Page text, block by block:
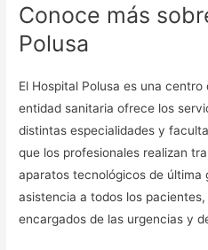
Conoce más
Polusa
El Hospital Polusa es una centro
entidad sanitaria ofrece los
distintas especialidades y
que los profesionales realizan
aparatos tecnológicos de última
asistencia a todos los
encargados de las urgencias y